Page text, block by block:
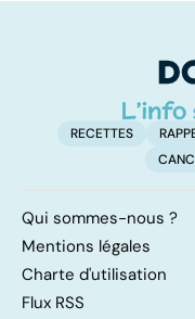
RECETTES
Qui sommes-nous ?
Mentions légales
Charte d'utilisation
Flux RSS